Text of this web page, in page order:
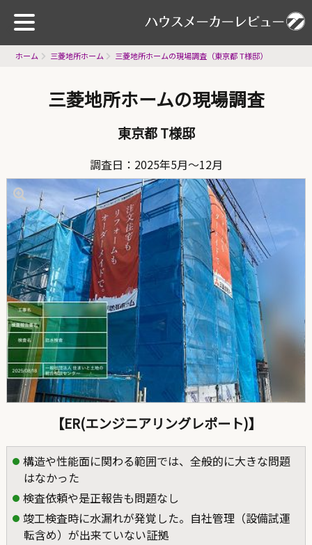
ホーム 三菱地所ホーム 三菱地所ホームの現場調査（東京都 T様邸）
三菱地所ホームの現場調査
東京都 T様邸
調査日：2025年5月〜12月
【ER(エンジニアリングレポート)】
構造や性能面に関わる範囲では、全般的に大きな問題
はなかった
検査依頼や是正報告も問題なし
竣工検査時に水漏れが発覚した。自社管理（設備試運
転含め）が出来ていない証拠